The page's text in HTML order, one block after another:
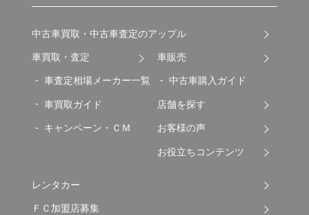
中古車買取・中古車査定のアップル
車買取・査定
車査定相場メーカー一覧
車買取ガイド
キャンペーン・ＣＭ
車販売
中古車購入ガイド
店舗を探す
お客様の声
お役立ちコンテンツ
レンタカー
ＦＣ加盟店募集